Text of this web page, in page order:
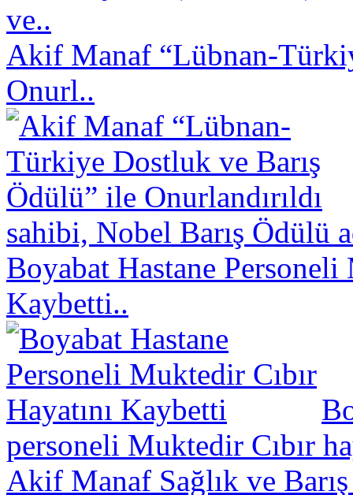
ve..
Akif Manaf “Lübnan-
Onurl..
sahibi, Nobel Barış Ödülü
Boyabat Hastane Personeli
Kaybetti..
personeli Muktedir Cıbır
Akif Manaf Sağlık ve